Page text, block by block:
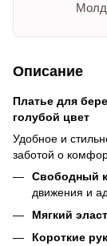
Описание
Платье для
голубой цвет
Удобное и
заботой о
Свободный
движения и
Мягкий
Короткие